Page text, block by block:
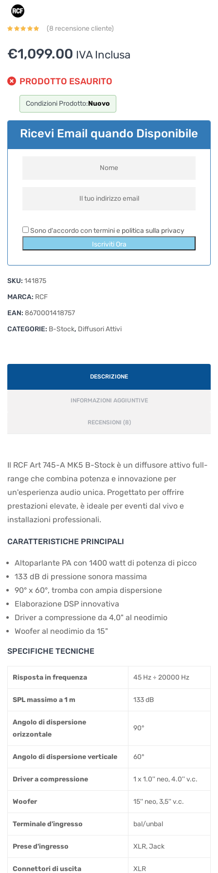
(8 recensione cliente)
€1,099.00 IVA Inclusa
PRODOTTO ESAURITO
Condizioni Prodotto:Nuovo
Ricevi Email quando Disponibile
Sono d'accordo con termini e politica sulla privacy
Iscriviti Ora
SKU: 141875
MARCA: RCF
EAN: 8670001418757
CATEGORIE: B-Stock, Diffusori Attivi
DESCRIZIONE
INFORMAZIONI AGGIUNTIVE
RECENSIONI (8)
Il RCF Art 745-A MK5 B-Stock è un diffusore attivo full-
range che combina potenza e innovazione per
un'esperienza audio unica. Progettato per offrire
prestazioni elevate, è ideale per eventi dal vivo e
installazioni professionali.
CARATTERISTICHE PRINCIPALI
Altoparlante PA con 1400 watt di potenza di picco
133 dB di pressione sonora massima
90° x 60°, tromba con ampia dispersione
Elaborazione DSP innovativa
Driver a compressione da 4,0" al neodimio
Woofer al neodimio da 15"
SPECIFICHE TECNICHE
Risposta in frequenza 45 Hz ÷ 20000 Hz
SPL massimo a 1 m 133 dB
Angolo di dispersione
orizzontale
90°
Angolo di dispersione verticale 60°
Driver a compressione 1 x 1.0'' neo, 4.0'' v.c.
Woofer 15'' neo, 3,5'' v.c.
Terminale d'ingresso bal/unbal
Prese d'ingresso XLR, Jack
Connettori di uscita XLR
prodotti.
assicurati di indicarne il nome completo